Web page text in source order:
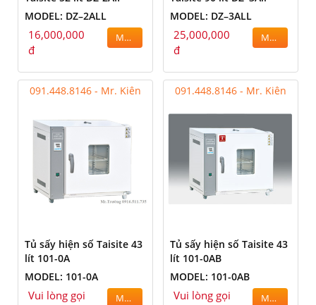
MODEL: DZ–2ALL
16,000,000
đ
MUA
MODEL: DZ–3ALL
25,000,000
đ
MUA
091.448.8146 - Mr. Kiên
Tủ sấy hiện số Taisite 43
lít 101-0A
MODEL: 101-0A
Vui lòng gọi MUA
091.448.8146 - Mr. Kiên
Tủ sấy hiện số Taisite 43
lít 101-0AB
MODEL: 101-0AB
Vui lòng gọi MUA